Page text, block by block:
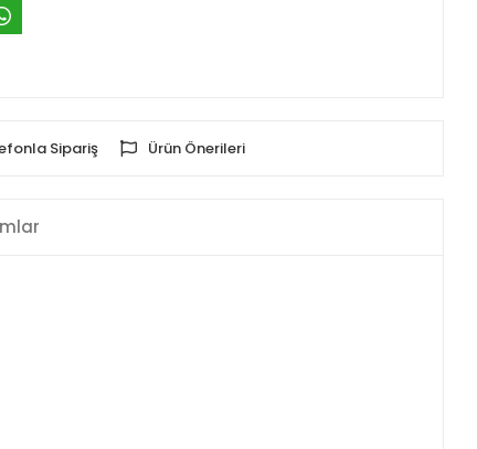
Sipariş Ürün Önerileri